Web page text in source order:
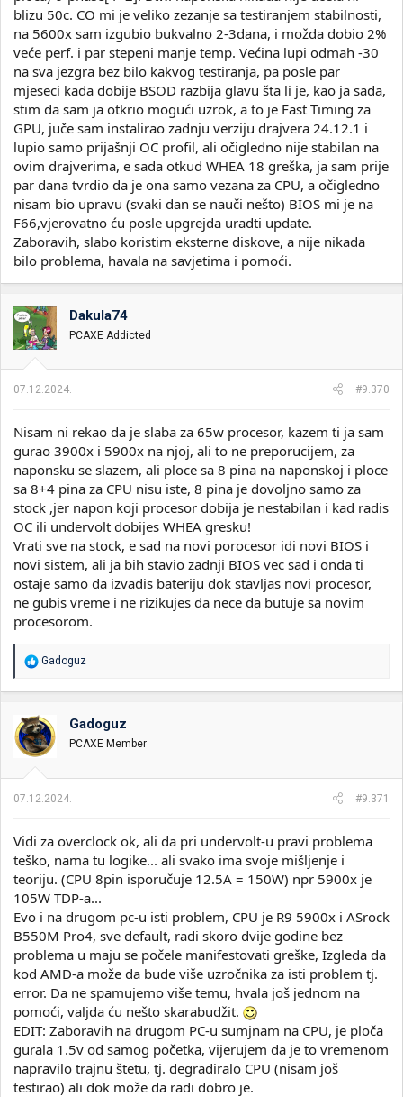
blizu 50c. CO mi je veliko zezanje sa testiranjem stabilnosti,
na 5600x sam izgubio bukvalno 2-3dana, i možda dobio 2%
veće perf. i par stepeni manje temp. Većina lupi odmah -30
na sva jezgra bez bilo kakvog testiranja, pa posle par
mjeseci kada dobije BSOD razbija glavu šta li je, kao ja sada,
stim da sam ja otkrio mogući uzrok, a to je Fast Timing za
GPU, juče sam instalirao zadnju verziju drajvera 24.12.1 i
lupio samo prijašnji OC profil, ali očigledno nije stabilan na
ovim drajverima, e sada otkud WHEA 18 greška, ja sam prije
par dana tvrdio da je ona samo vezana za CPU, a očigledno
nisam bio upravu (svaki dan se nauči nešto) BIOS mi je na
F66,vjerovatno ću posle upgrejda uradti update.
Zaboravih, slabo koristim eksterne diskove, a nije nikada
bilo problema, havala na savjetima i pomoći.
Dakula74
PCAXE Addicted
07.12.2024. #9.370
Nisam ni rekao da je slaba za 65w procesor, kazem ti ja sam
gurao 3900x i 5900x na njoj, ali to ne preporucijem, za
naponsku se slazem, ali ploce sa 8 pina na naponskoj i ploce
sa 8+4 pina za CPU nisu iste, 8 pina je dovoljno samo za
stock ,jer napon koji procesor dobija je nestabilan i kad radis
OC ili undervolt dobijes WHEA gresku!
Vrati sve na stock, e sad na novi porocesor idi novi BIOS i
novi sistem, ali ja bih stavio zadnji BIOS vec sad i onda ti
ostaje samo da izvadis bateriju dok stavljas novi procesor,
ne gubis vreme i ne rizikujes da nece da butuje sa novim
procesorom.
R
a
o
v
a
:
Gadoguz
Gadoguz
PCAXE Member
07.12.2024. #9.371
Vidi za overclock ok, ali da pri undervolt-u pravi problema
teško, nama tu logike... ali svako ima svoje mišljenje i
teoriju. (CPU 8pin isporučuje 12.5A = 150W) npr 5900x je
105W TDP-a...
Evo i na drugom pc-u isti problem, CPU je R9 5900x i ASrock
B550M Pro4, sve default, radi skoro dvije godine bez
problema u maju se počele manifestovati greške, Izgleda da
kod AMD-a može da bude više uzročnika za isti problem tj.
error. Da ne spamujemo više temu, hvala još jednom na
pomoći, valjda ću nešto skarabudžit.
EDIT: Zaboravih na drugom PC-u sumjnam na CPU, je ploča
gurala 1.5v od samog početka, vijerujem da je to vremenom
napravilo trajnu štetu, tj. degradiralo CPU (nisam još
testirao) ali dok može da radi dobro je.